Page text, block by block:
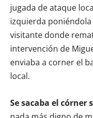
jugada de ataque
izquierda
visitante donde
intervención de
enviaba a corner el
local.
Se sacaba el córner